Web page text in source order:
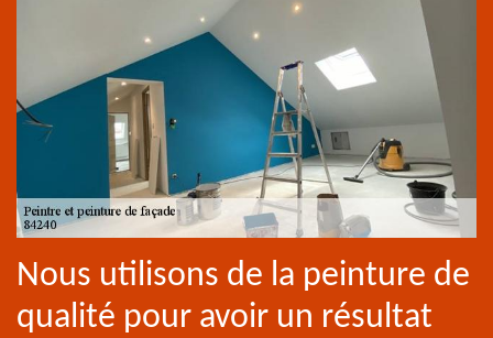
Nous utilisons de la peinture de
qualité pour avoir un résultat